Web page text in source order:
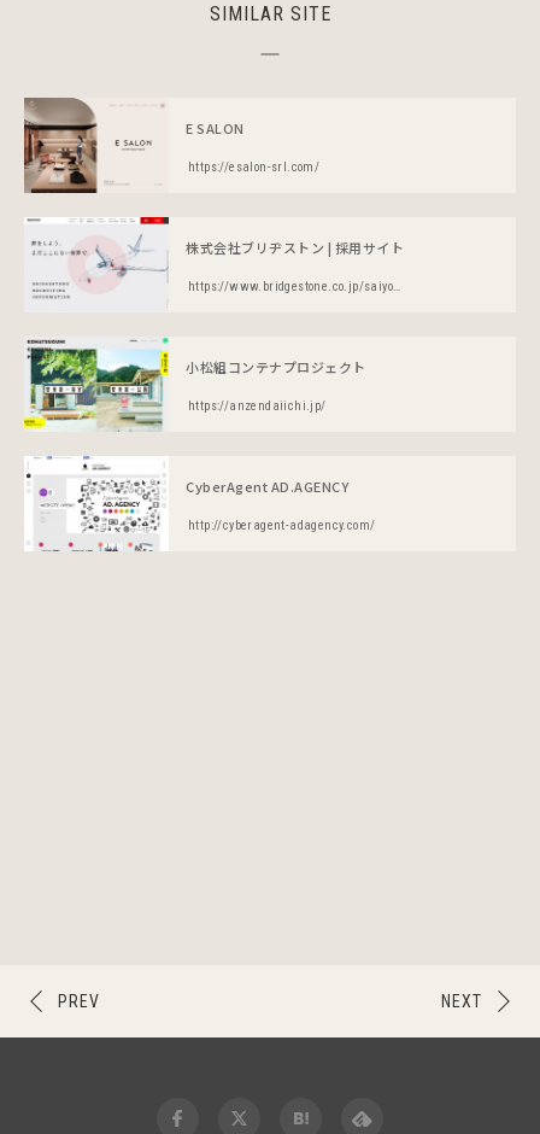
SIMILAR SITE
E SALON
https://esalon-srl.com/
株式会社ブリヂストン | 採用サイト
小松組コンテナプロジェクト
https://anzendaiichi.jp/
CyberAgent AD.AGENCY
http://cyberagent-adagency.com/
NEXT
PREV